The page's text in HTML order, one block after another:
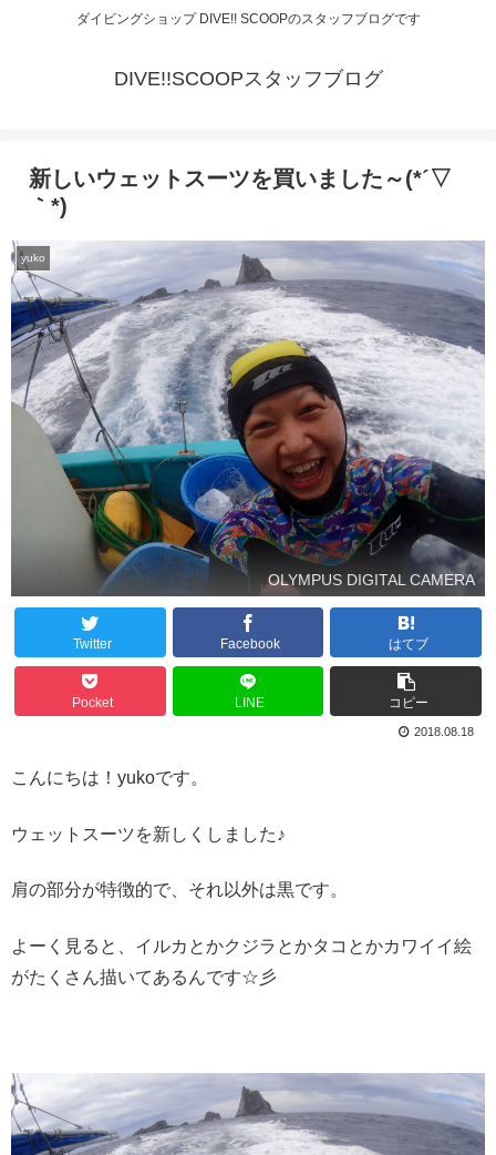
ダイビングショップ DIVE!! SCOOPのスタッフブログです
DIVE!!SCOOPスタッフブログ
新しいウェットスーツを買いました～(*´▽
｀*)
yuko
OLYMPUS DIGITAL CAMERA
Twitter Facebook はてブ
Pocket LINE コピー
2018.08.18
こんにちは！yukoです。
ウェットスーツを新しくしました♪
肩の部分が特徴的で、それ以外は黒です。
よーく見ると、イルカとかクジラとかタコとかカワイイ絵
がたくさん描いてあるんです☆彡